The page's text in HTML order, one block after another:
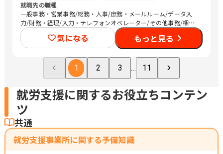
就職先の職種
一般事務・営業事務/総務・人事/庶務・メールルーム/データ入
力/財務・経理/入力・テレフォンオペレーター/その他事務/梱包
作業/検品/組立・組付け/その他軽作業/販売スタッフ・接客/バッ
クヤード・商品管理/Web制作/DTPオペレーター/その他クリエイ
ティブ/デザイナー/社内情報システム/その他技術/清掃/警備/運
搬従事者/タクシー運転手/マーケティング・広告関連
気になる もっと見る
1 2 3 ... 11
就労支援に関するお役立ちコンテン
ツ
共通
就労支援事業所に関する予備知識